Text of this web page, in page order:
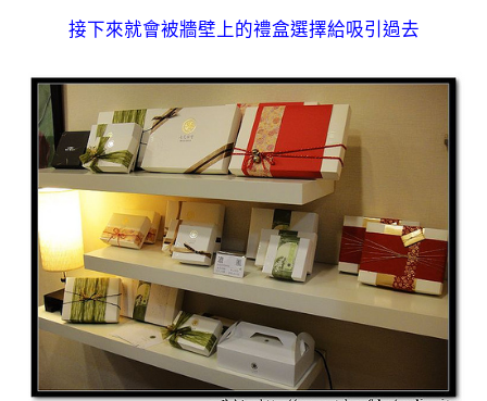
接下來就會被牆壁上的禮盒選擇給吸引過去